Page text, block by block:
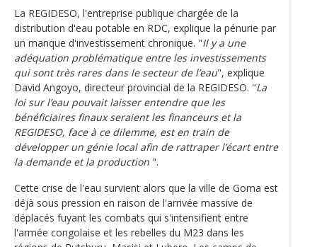
La REGIDESO, l'entreprise publique chargée de la
distribution d'eau potable en RDC, explique la pénurie par
un manque d'investissement chronique. "Il y a une
adéquation problématique entre les investissements
qui sont très rares dans le secteur de l’eau", explique
David Angoyo, directeur provincial de la REGIDESO. "La
loi sur l’eau pouvait laisser entendre que les
bénéficiaires finaux seraient les financeurs et la
REGIDESO, face à ce dilemme, est en train de
développer un génie local afin de rattraper l’écart entre
la demande et la production ".
Cette crise de l'eau survient alors que la ville de Goma est
déjà sous pression en raison de l'arrivée massive de
déplacés fuyant les combats qui s'intensifient entre
l'armée congolaise et les rebelles du M23 dans les